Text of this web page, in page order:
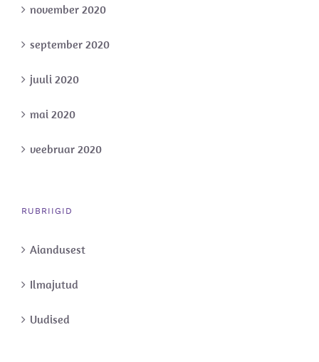
november 2020
september 2020
juuli 2020
mai 2020
veebruar 2020
RUBRIIGID
Aiandusest
Ilmajutud
Uudised